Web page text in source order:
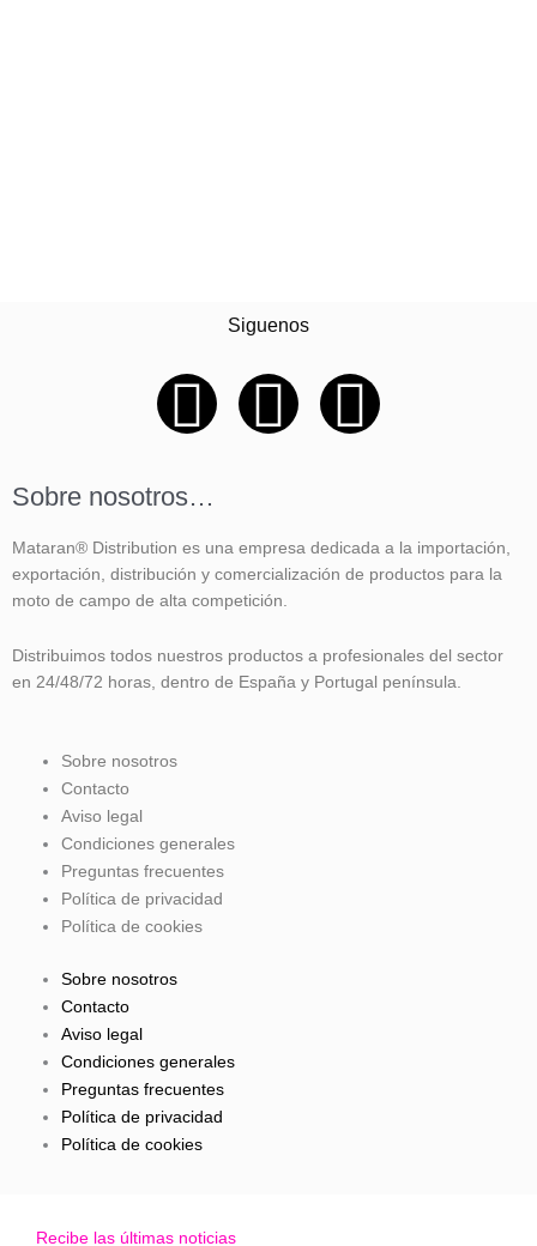
Siguenos
F
c
e
b
o
-
f
I
t
a
g
Y
t
u
b
Sobre nosotros…
Mataran® Distribution es una empresa dedicada a la importación,
exportación, distribución y comercialización de productos para la
moto de campo de alta competición.
Distribuimos todos nuestros productos a profesionales del sector
en 24/48/72 horas, dentro de España y Portugal península.
Sobre nosotros
Contacto
Aviso legal
Condiciones generales
Preguntas frecuentes
Política de privacidad
Política de cookies
Sobre nosotros
Contacto
Aviso legal
Condiciones generales
Preguntas frecuentes
Política de privacidad
Política de cookies
Recibe las últimas noticias